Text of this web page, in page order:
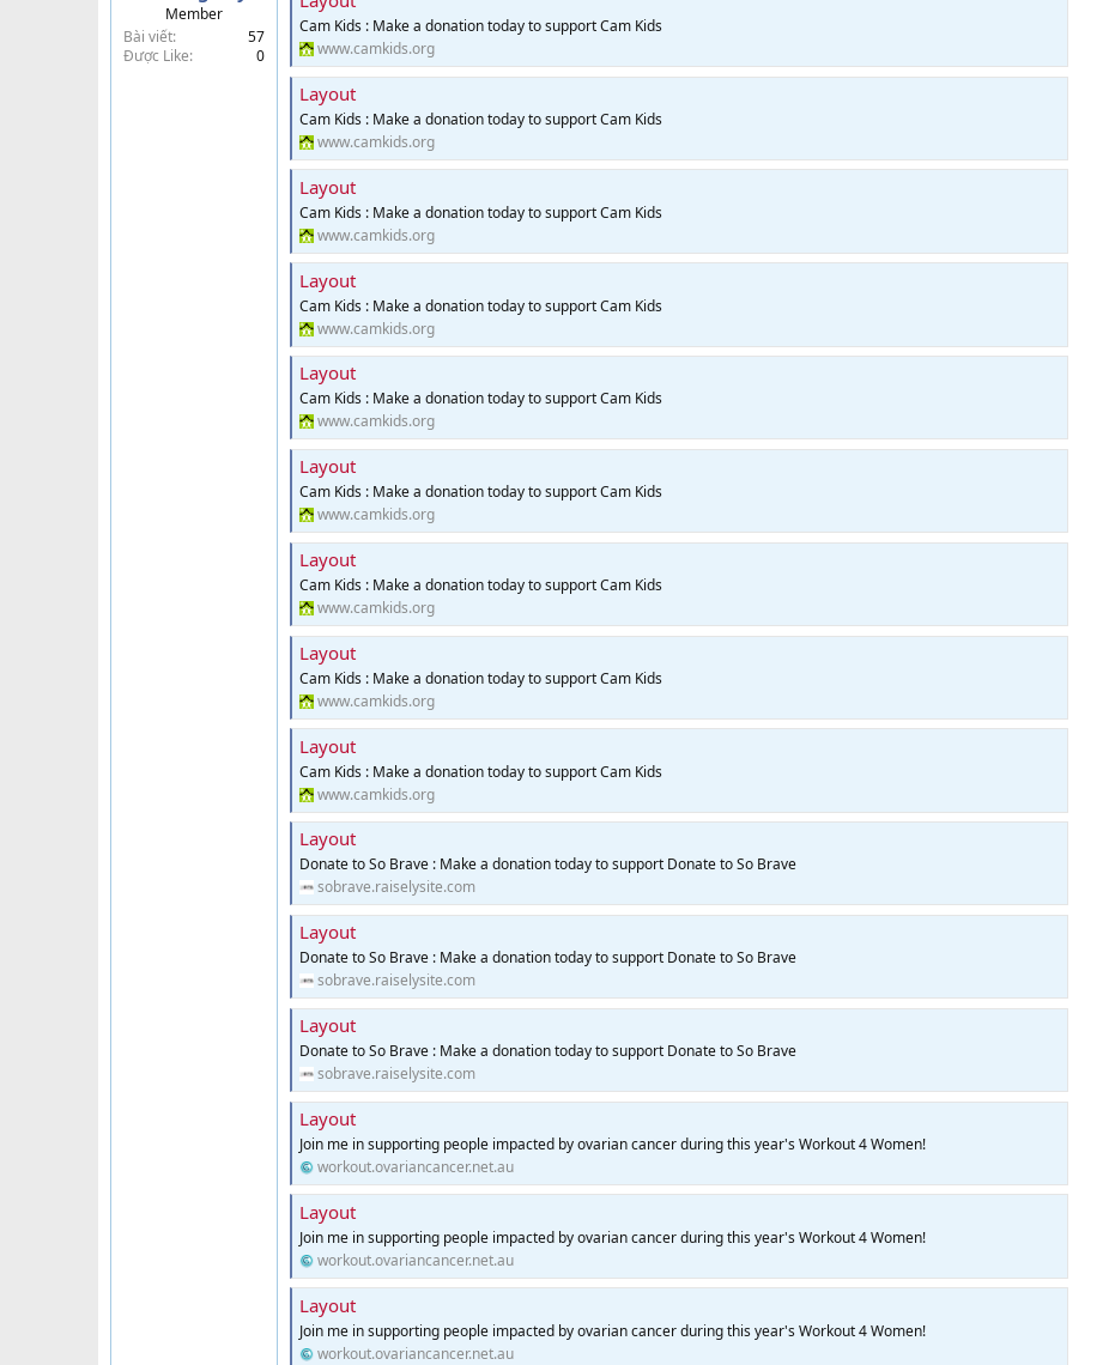
Member
Bài viết
57
Được Like
0
Cam Kids : Make a donation today to support Cam Kids
www.camkids.org
Layout
Cam Kids : Make a donation today to support Cam Kids
www.camkids.org
Layout
Cam Kids : Make a donation today to support Cam Kids
www.camkids.org
Layout
Cam Kids : Make a donation today to support Cam Kids
www.camkids.org
Layout
Cam Kids : Make a donation today to support Cam Kids
www.camkids.org
Layout
Cam Kids : Make a donation today to support Cam Kids
www.camkids.org
Layout
Cam Kids : Make a donation today to support Cam Kids
www.camkids.org
Layout
Cam Kids : Make a donation today to support Cam Kids
www.camkids.org
Layout
Cam Kids : Make a donation today to support Cam Kids
www.camkids.org
Layout
Donate to So Brave : Make a donation today to support Donate to So Brave
sobrave.raiselysite.com
Layout
Donate to So Brave : Make a donation today to support Donate to So Brave
sobrave.raiselysite.com
Layout
Donate to So Brave : Make a donation today to support Donate to So Brave
sobrave.raiselysite.com
Layout
Join me in supporting people impacted by ovarian cancer during this year's Workout 4 Women!
workout.ovariancancer.net.au
Layout
Join me in supporting people impacted by ovarian cancer during this year's Workout 4 Women!
workout.ovariancancer.net.au
Layout
Join me in supporting people impacted by ovarian cancer during this year's Workout 4 Women!
workout.ovariancancer.net.au